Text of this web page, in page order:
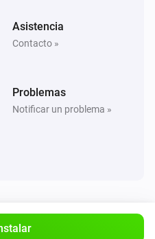
Asistencia
Contacto »
Problemas
Notificar un problema »